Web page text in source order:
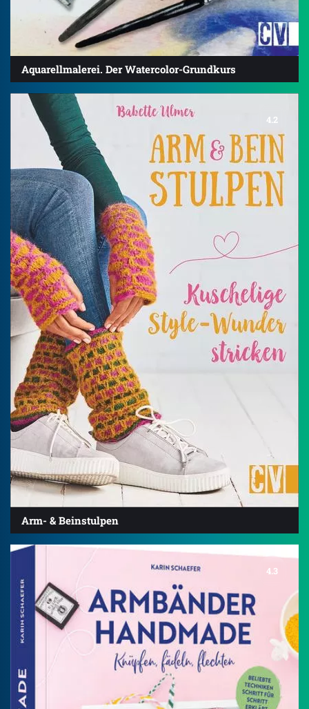
Aquarellmalerei. Der Watercolor-Grundkurs
4.2
Arm- & Beinstulpen
4.3